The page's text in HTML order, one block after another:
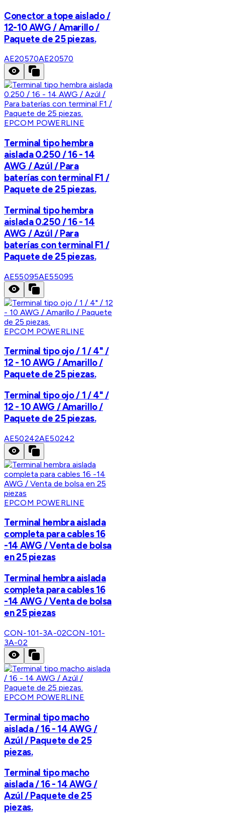
Conector a tope aislado /
12-10 AWG / Amarillo /
Paquete de 25 piezas.
AE20570AE20570
EPCOM POWERLINE
Terminal tipo hembra
aislada 0.250 / 16 - 14
AWG / Azúl / Para
baterías con terminal F1 /
Paquete de 25 piezas.
Terminal tipo hembra
aislada 0.250 / 16 - 14
AWG / Azúl / Para
baterías con terminal F1 /
Paquete de 25 piezas.
AE55095AE55095
EPCOM POWERLINE
Terminal tipo ojo / 1 / 4" /
12 - 10 AWG / Amarillo /
Paquete de 25 piezas.
Terminal tipo ojo / 1 / 4" /
12 - 10 AWG / Amarillo /
Paquete de 25 piezas.
AE50242AE50242
EPCOM POWERLINE
Terminal hembra aislada
completa para cables 16
-14 AWG / Venta de bolsa
en 25 piezas
Terminal hembra aislada
completa para cables 16
-14 AWG / Venta de bolsa
en 25 piezas
CON-101-3A-02CON-101-
3A-02
EPCOM POWERLINE
Terminal tipo macho
aislada / 16 - 14 AWG /
Azúl / Paquete de 25
piezas.
Terminal tipo macho
aislada / 16 - 14 AWG /
Azúl / Paquete de 25
piezas.